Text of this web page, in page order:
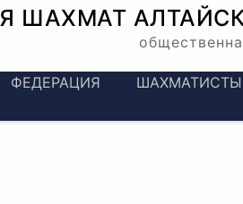
ШАХМАТ
ФЕДЕРАЦИЯ ШАХМАТИСТЫ